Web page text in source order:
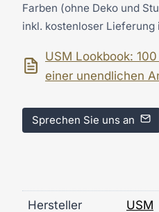
Farben (ohne Deko und
inkl. kostenloser Lieferung
USM Lookbook:
einer unendlichen
Sprechen Sie uns an
Hersteller USM